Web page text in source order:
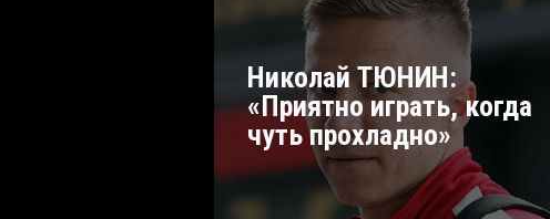
Николай ТЮНИН:
«Приятно играть, когда
чуть прохладно»